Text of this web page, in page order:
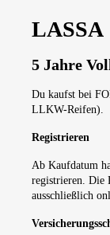
LASSA
5 Jahre
Du kaufst bei
LLKW-Reifen).
Registrieren
Ab Kaufdatum
registrieren. Die
ausschließlich